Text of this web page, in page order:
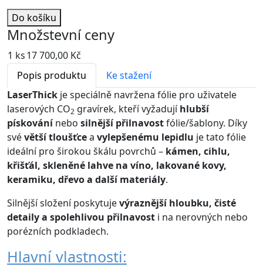
Do košíku
Množstevní ceny
1 ks17 700,00 Kč
Popis produktu
Ke stažení
LaserThick je speciálně navržena fólie pro uživatele
laserových CO2 gravírek, kteří vyžadujíhlubší
pískovánínebo silnější přilnavostfólie/šablony. Díky
svévětší tloušťcea vylepšenému lepidlu je tato fólie
ideální pro širokou škálu povrchů – kámen, cihlu,
křišťál, skleněné lahve na víno, lakované kovy,
keramiku, dřevo a další materiály.
Silnější složení poskytujevýraznější hloubku, čisté
detaily a spolehlivou přilnavost i na nerovných nebo
porézních podkladech.
Hlavní vlastnosti: